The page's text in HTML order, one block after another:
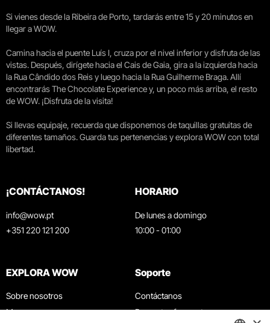
Si vienes desde la Ribeira de Porto, tardarás entre 15 y 20 minutos en
llegar a WOW.
Camina hacia el puente Luís I, cruza por el nivel inferior y disfruta de las
vistas. Después, dirígete hacia el Cais de Gaia, gira a la izquierda hacia
la Rua Cândido dos Reis y luego hacia la Rua Guilherme Braga. Allí
encontrarás The Chocolate Experience y, un poco más arriba, el resto
de WOW. ¡Disfruta de la visita!
Si llevas equipaje, recuerda que disponemos de taquillas gratuitas de
diferentes tamaños. Guarda tus pertenencias y explora WOW con total
libertad.
¡CONTÁCTANOS!
info@wow.pt
+351 220 121 200
HORARIO
De lunes a domingo
10:00 - 01:00
EXPLORA WOW
Sobre nosotros
Museos
Soporte
Contáctanos
Preguntas frecuentes